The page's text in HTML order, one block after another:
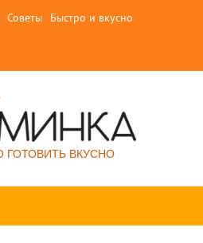
Советы Быстро и вкусно
ГОТОВИТЬ ВКУСНО